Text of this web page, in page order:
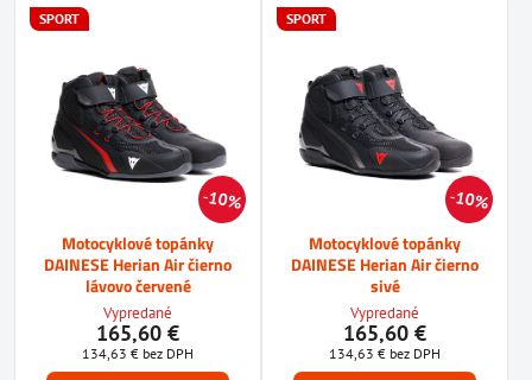
10%
SPORT
Motocyklové topánky
DAINESE Herian Air čierno
lávovo červené
Vypredané
165,60 €
134,63 € bez DPH
10%
SPORT
Motocyklové topánky
DAINESE Herian Air čierno
sivé
Vypredané
165,60 €
134,63 € bez DPH